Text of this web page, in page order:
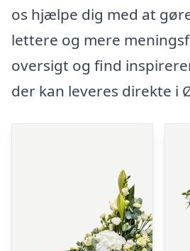
os hjælpe dig med at
lettere og mere
oversigt og find
der kan leveres direkte i